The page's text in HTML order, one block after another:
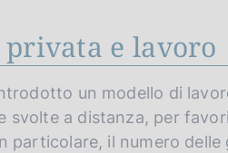
e lavoro
un modello di
svolte a distanza, per
particolare, il numero